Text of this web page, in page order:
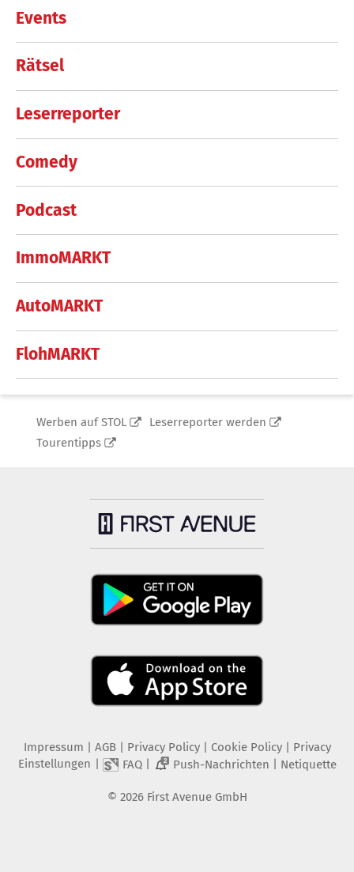
Events
Rätsel
Leserreporter
Comedy
Podcast
ImmoMARKT
AutoMARKT
FlohMARKT
Werben auf STOL
Leserreporter werden
Tourentipps
Impressum AGB Privacy Policy| Cookie Policy| Privacy
Einstellungen
FAQ| 2 Push-Nachrichten Netiquette
© 2026 First Avenue GmbH